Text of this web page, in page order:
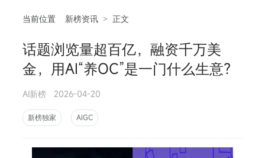
当前位置 新榜资讯 > 正文
话题浏览量超百亿，融资千万美
金，用AI“养OC”是一门什么生意？
AI新榜 2026-04-20
新榜独家 AIGC